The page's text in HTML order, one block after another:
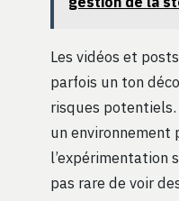
Les vidéos et
parfois un ton
risques
un environnement
l’expérimentation
pas rare de voir